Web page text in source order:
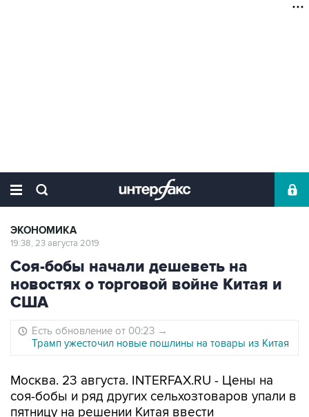
ЭКОНОМИКА
19:38, 23 августа 2019
Соя-бобы начали дешеветь на
новостях о торговой войне Китая и
США
Есть обновление от 00:23 →
Трамп ужесточил новые пошлины на товары из Китая
Москва. 23 августа. INTERFAX.RU - Цены на
соя-бобы и ряд других сельхозтоваров упали в
пятницу на решении Китая ввести